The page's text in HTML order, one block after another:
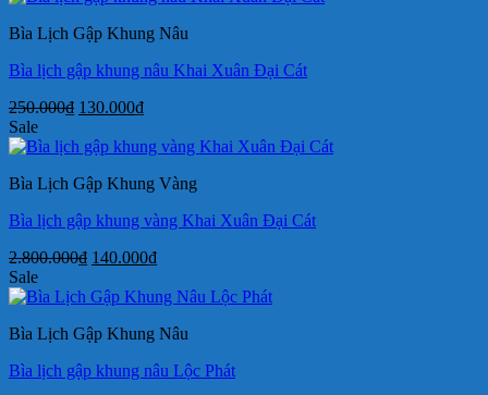
140.000₫.
Bìa Lịch Gập Khung Nâu
Bìa lịch gập khung nâu Khai Xuân Đại Cát
250.000₫ Giá
là:
130.000₫Giá
tại
130.000₫.
Sale
Bìa Lịch Gập Khung Vàng
Bìa lịch gập khung vàng Khai Xuân Đại Cát
2.800.000₫ Giá
là:
140.000₫Giá
tại
140.000₫.
Sale
Bìa Lịch Gập Khung Nâu
Bìa lịch gập khung nâu Lộc Phát